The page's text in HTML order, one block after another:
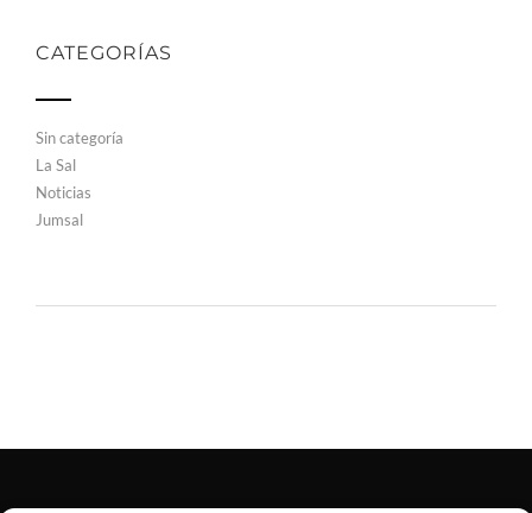
CATEGORÍAS
Sin categoría
La Sal
Noticias
Jumsal